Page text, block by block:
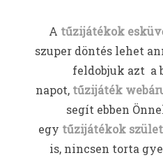
A tűzijátékok
szuper döntés lehet
feldobjuk azt a
napot, tűzijáték
segít ebben
egy tűzijátékok
is, nincsen torta